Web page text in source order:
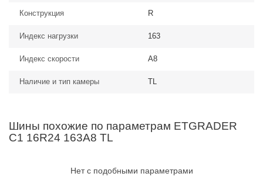
Конструкция R
Индекс нагрузки 163
Индекс скорости A8
Наличие и тип камеры TL
Шины похожие по параметрам ETGRADER
C1 16R24 163A8 TL
Нет с подобными параметрами